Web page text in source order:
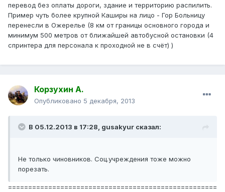
перевод без оплаты дороги, здание и территорию распилить.
Пример чуть более крупной Каширы на лицо - Гор Больницу
перенесли в Ожерелье (8 км от границы основного города и
минимум 500 метров от ближайшей автобусной остановки (4
спринтера для персонала к проходной не в счёт) )
Корзухин А.
Опубликовано 5 декабря, 2013
В 05.12.2013 в 17:28, gusakyur сказал:
Не только чиновников. Соц.учреждения тоже можно
порезать.
====================================================